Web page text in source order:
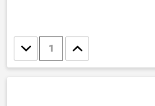
Stückzahl